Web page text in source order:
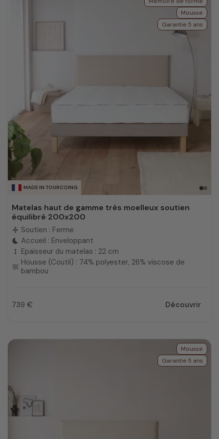
MADE IN TOURCOING
Mousse
Garantie 5 ans
Matelas haut de gamme très moelleux soutien
équilibré 200x200
compress Soutien : Ferme
bedtime Accueil : Enveloppant
height Epaisseur du matelas : 22 cm
texture Housse (Coutil) : 74% polyester, 26% viscose de
bambou
Prix
739 € Découvrir
Mousse
Garantie 5 ans